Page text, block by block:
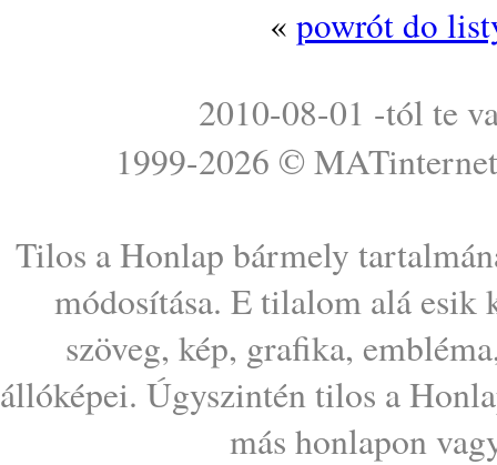
« powrót do
2010-08-01 -tól te
1999-2026 © MATinternet
Tilos a Honlap bármely
módosítása. E tilalom alá esik
szöveg, kép, grafika,
állóképei. Úgyszintén tilos a
más honlapon